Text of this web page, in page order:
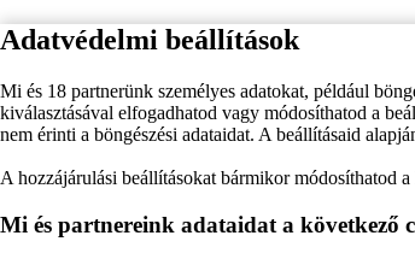
Adatvédelmi beállítások
Mi és 18 partnerünk személyes adatokat, például
kiválasztásával elfogadhatod vagy módosíthatod a
nem érinti a böngészési adataidat. A beállításaid
A hozzájárulási beállításokat bármikor módosíthatod
Mi és partnereink adataidat a következő